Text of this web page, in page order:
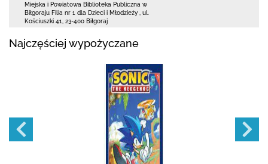
Miejska i Powiatowa Biblioteka Publiczna w
Biłgoraju Filia nr 1 dla Dzieci i Młodzieży
ul.
Kościuszki 41
23-400 Biłgoraj
Najczęściej wypożyczane